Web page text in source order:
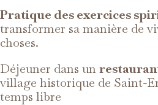
Pratique des exercices
transformer sa manière de
choses.
Déjeuner dans un
village historique de Saint-
temps libre